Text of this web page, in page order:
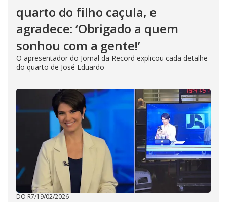
quarto do filho caçula, e
agradece: ‘Obrigado a quem
sonhou com a gente!’
O apresentador do Jornal da Record explicou cada detalhe
do quarto de José Eduardo
DO R7/19/02/2026